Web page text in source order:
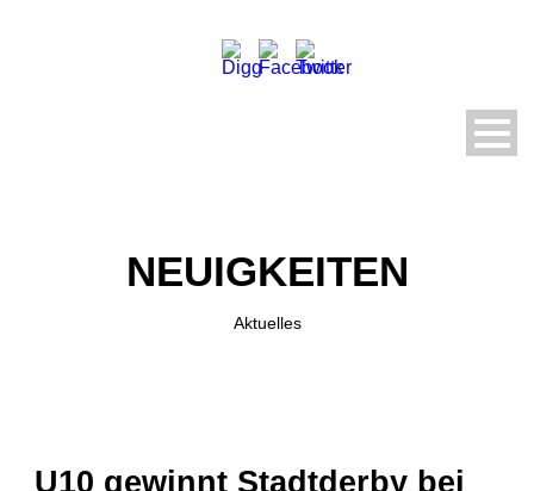
NEUIGKEITEN
Aktuelles
U10 gewinnt Stadtderby bei